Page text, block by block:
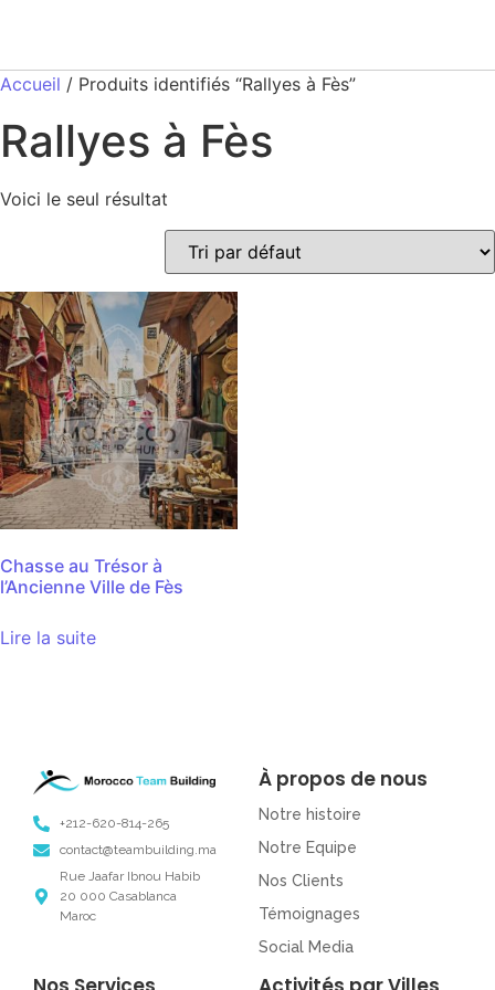
Accueil / Produits identifiés “Rallyes à Fès”
Rallyes à Fès
Voici le seul résultat
Chasse au Trésor à
l’Ancienne Ville de Fès
Lire la suite
+212-620-814-265
contact@teambuilding.ma
Rue Jaafar Ibnou Habib
20 000 Casablanca
Maroc
À propos de nous
Notre histoire
Notre Equipe
Nos Clients
Témoignages
Social Media